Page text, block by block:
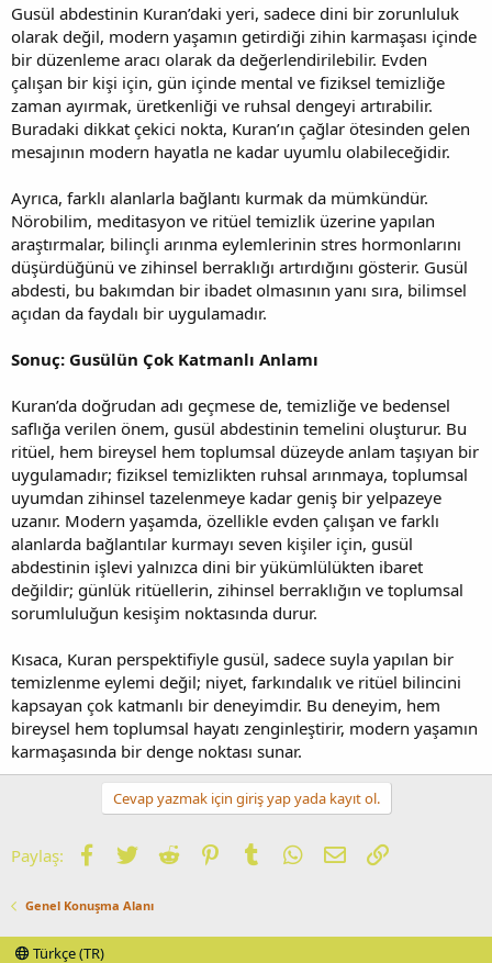
Gusül abdestinin Kuran’daki yeri, sadece dini bir zorunluluk
olarak değil, modern yaşamın getirdiği zihin karmaşası içinde
bir düzenleme aracı olarak da değerlendirilebilir. Evden
çalışan bir kişi için, gün içinde mental ve fiziksel temizliğe
zaman ayırmak, üretkenliği ve ruhsal dengeyi artırabilir.
Buradaki dikkat çekici nokta, Kuran’ın çağlar ötesinden gelen
mesajının modern hayatla ne kadar uyumlu olabileceğidir.
Ayrıca, farklı alanlarla bağlantı kurmak da mümkündür.
Nörobilim, meditasyon ve ritüel temizlik üzerine yapılan
araştırmalar, bilinçli arınma eylemlerinin stres hormonlarını
düşürdüğünü ve zihinsel berraklığı artırdığını gösterir. Gusül
abdesti, bu bakımdan bir ibadet olmasının yanı sıra, bilimsel
açıdan da faydalı bir uygulamadır.
Sonuç: Gusülün Çok Katmanlı Anlamı
Kuran’da doğrudan adı geçmese de, temizliğe ve bedensel
saflığa verilen önem, gusül abdestinin temelini oluşturur. Bu
ritüel, hem bireysel hem toplumsal düzeyde anlam taşıyan bir
uygulamadır; fiziksel temizlikten ruhsal arınmaya, toplumsal
uyumdan zihinsel tazelenmeye kadar geniş bir yelpazeye
uzanır. Modern yaşamda, özellikle evden çalışan ve farklı
alanlarda bağlantılar kurmayı seven kişiler için, gusül
abdestinin işlevi yalnızca dini bir yükümlülükten ibaret
değildir; günlük ritüellerin, zihinsel berraklığın ve toplumsal
sorumluluğun kesişim noktasında durur.
Kısaca, Kuran perspektifiyle gusül, sadece suyla yapılan bir
temizlenme eylemi değil; niyet, farkındalık ve ritüel bilincini
kapsayan çok katmanlı bir deneyimdir. Bu deneyim, hem
bireysel hem toplumsal hayatı zenginleştirir, modern yaşamın
karmaşasında bir denge noktası sunar.
Cevap yazmak için giriş yap yada kayıt ol.
Paylaş: Facebook
TwitterReddit PinterestTumblrWhatsApp
E-postaLink
Genel Konuşma Alanı
Türkçe (TR)